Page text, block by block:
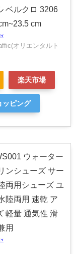
ベルクロ 3206
cm
オリエンタルト
楽天市場
ッピング
ウォーター
ンシューズ サー
両用シューズ ユ
陸両用 速乾 ア
軽量 通気性 滑
用